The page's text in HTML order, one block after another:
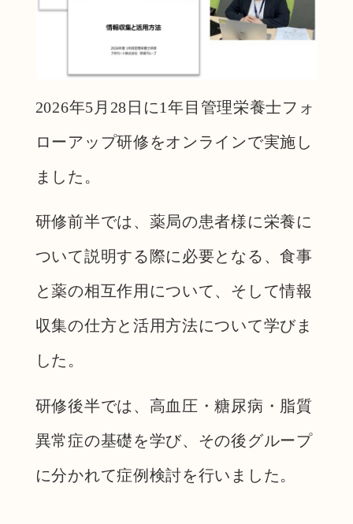
2026年5月28日に1年目管理栄養士フォ
ローアップ研修をオンラインで実施し
ました。
研修前半では、薬局の患者様に栄養に
ついて説明する際に必要となる、食事
と薬の相互作用について、そして情報
収集の仕方と活用方法について学びま
した。
研修後半では、高血圧・糖尿病・脂質
異常症の基礎を学び、その後グループ
に分かれて症例検討を行いました。